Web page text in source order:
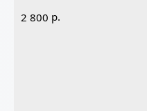
2 800 р.